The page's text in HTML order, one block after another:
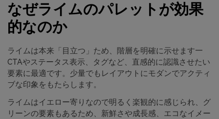
なぜライムのパレットが効果
的なのか
ライムは本来「目立つ」ため、階層を明確に示せます—
CTAやステータス表示、タグなど、直感的に認識させたい
要素に最適です。少量でもレイアウトにモダンでアクティ
ブな印象をもたらします。
ライムはイエロー寄りなので明るく楽観的に感じられ、グ
リーンの要素もあるため、新鮮さや成長感、エコなイメー